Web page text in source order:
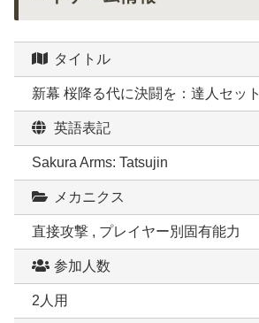
タイトル
新幕 桜降る代に決闘を：達人セット
英語表記
Sakura Arms: Tatsujin
メカニクス
直接攻撃 , プレイヤー別固有能力
参加人数
2人用